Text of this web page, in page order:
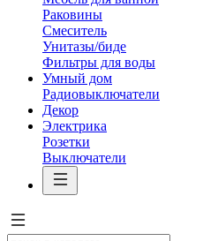
Раковины
Смеситель
Унитазы/биде
Фильтры для воды
Умный дом
Радиовыключатели
Декор
Электрика
Розетки
Выключатели